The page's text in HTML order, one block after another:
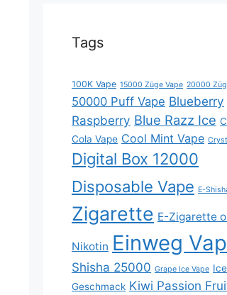
Tags
100K Vape 15000 Züge Vape 20000
50000 Puff Vape Blueberry
Raspberry Blue Razz Ice
Cola Vape Cool Mint Vape
Digital Box 12000
Disposable Vape E-
Zigarette E-Zigarette
Nikotin Einweg
Shisha 25000 Grape Ice Vape
Geschmack Kiwi Passion